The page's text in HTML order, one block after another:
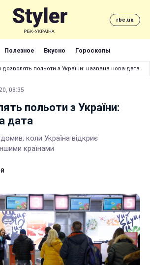
rbc.ua
Полезное Вкусно Гороскопы
дозволять польоти з України: названа нова дата
08:35
польоти з України:
дата
коли Україна відкриє
країнами